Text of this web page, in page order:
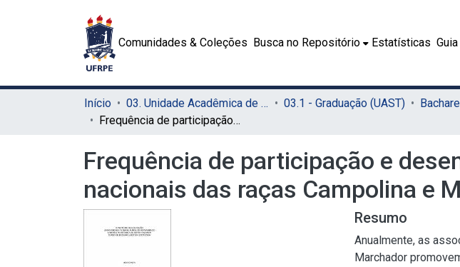
Comunidades & Coleções Busca no Repositório Estatísticas
Início 03. Unidade Acadêmica de Serra Talhada (UAST) 03.1 - Graduação (UAST)
Frequência de participação e desempenho de equinos em exposições nacionais das raças Campolina e Mangalarga Marchador
Frequência de participação e
nacionais das raças Campolina e
Resumo
Anualmente, as
Marchador